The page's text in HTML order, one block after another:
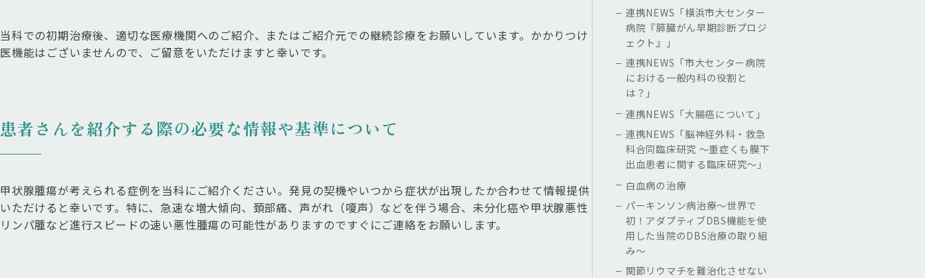
当科での初期治療後、適切な医療機関へのご紹介、またはご紹介元での継続診療をお願いしています。かかりつけ
医機能はございませんので、ご留意をいただけますと幸いです。
患者さんを紹介する際の必要な情報や基準について
甲状腺腫瘍が考えられる症例を当科にご紹介ください。発見の契機やいつから症状が出現したか合わせて情報提供
いただけると幸いです。特に、急速な増大傾向、頚部痛、声がれ（嗄声）などを伴う場合、未分化癌や甲状腺悪性
リンパ腫など進行スピードの速い悪性腫瘍の可能性がありますのですぐにご連絡をお願いします。
連携NEWS「横浜市大センター
病院『膵臓がん早期診断プロジ
ェクト』」
連携NEWS「市大センター病院
における一般内科の役割と
は？」
連携NEWS「大腸癌について」
連携NEWS「脳神経外科・救急
科合同臨床研究 〜重症くも膜下
出血患者に関する臨床研究〜」
白血病の治療
パーキンソン病治療〜世界で
初！アダプティブDBS機能を使
用した当院のDBS治療の取り組
み〜
関節リウマチを難治化させない